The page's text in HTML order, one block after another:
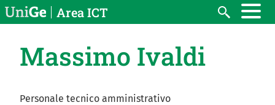
Salta al contenuto principale
Area ICT Search
Massimo Ivaldi
Personale tecnico amministrativo